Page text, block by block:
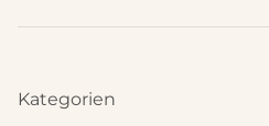
Kategorien